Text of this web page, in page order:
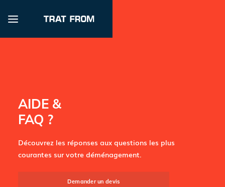
AIDE &
FAQ ?
Découvrez les réponses aux questions les plus
courantes sur votre déménagement.
Demander un devis